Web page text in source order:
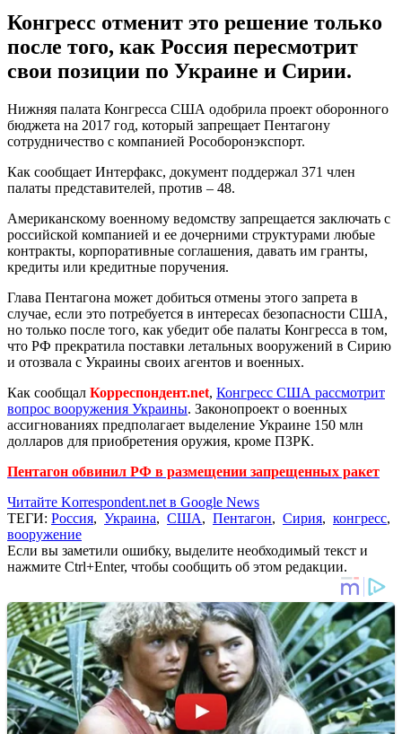
Конгресс отменит это решение только
после того, как Россия пересмотрит
свои позиции по Украине и Сирии.
Нижняя палата Конгресса США одобрила проект оборонного
бюджета на 2017 год, который запрещает Пентагону
сотрудничество с компанией Рособоронэкспорт.
Как сообщает Интерфакс, документ поддержал 371 член
палаты представителей, против – 48.
Американскому военному ведомству запрещается заключать с
российской компанией и ее дочерними структурами любые
контракты, корпоративные соглашения, давать им гранты,
кредиты или кредитные поручения.
Глава Пентагона может добиться отмены этого запрета в
случае, если это потребуется в интересах безопасности США,
но только после того, как убедит обе палаты Конгресса в том,
что РФ прекратила поставки летальных вооружений в Сирию
и отозвала с Украины своих агентов и военных.
Как сообщал Корреспондент.net, Конгресс США рассмотрит
вопрос вооружения Украины. Законопроект о военных
ассигнованиях предполагает выделение Украине 150 млн
долларов для приобретения оружия, кроме ПЗРК.
Пентагон обвинил РФ в размещении запрещенных ракет
Читайте Korrespondent.net в Google News
ТЕГИ: Россия, Украина, США, Пентагон, Сирия, конгресс,
вооружение
Если вы заметили ошибку, выделите необходимый текст и
нажмите Ctrl+Enter, чтобы сообщить об этом редакции.